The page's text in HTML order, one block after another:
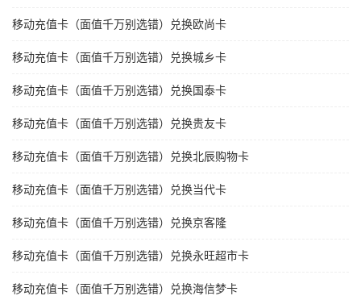
移动充值卡（面值千万别选错）兑换欧尚卡
移动充值卡（面值千万别选错）兑换城乡卡
移动充值卡（面值千万别选错）兑换国泰卡
移动充值卡（面值千万别选错）兑换贵友卡
移动充值卡（面值千万别选错）兑换北辰购物卡
移动充值卡（面值千万别选错）兑换当代卡
移动充值卡（面值千万别选错）兑换京客隆
移动充值卡（面值千万别选错）兑换永旺超市卡
移动充值卡（面值千万别选错）兑换海信梦卡